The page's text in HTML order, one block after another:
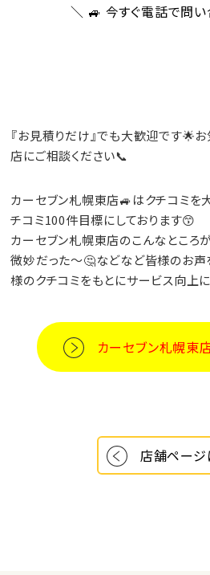
＼ 🚙 今すぐ電話で問い
『お見積りだけ』でも大歓迎です🌟
店にご相談ください📞
カーセブン札幌東店🚙はクチコミを
チコミ100件目標にしております😙
カーセブン札幌東店のこんなところ
微妙だった～🤔などなど皆様のお声
様のクチコミをもとにサービス向上
カーセブン札幌東
店舗ページ